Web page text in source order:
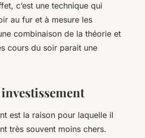
c’est une technique qui
au fur et à mesure les
combinaison de la théorie et
cours du soir parait une
est la raison pour laquelle il
très souvent moins chers.